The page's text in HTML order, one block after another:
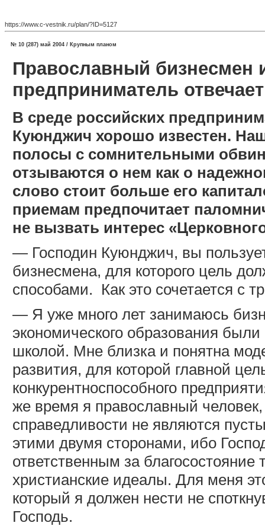
https://www.c-vestnik.ru/plan/?ID=5127
№ 10 (287) май 2004 / Крупным планом
Православный бизнесмен
предприниматель
В среде российских
Куюнджич хорошо известен.
полосы с сомнительными
отзываются о нем как о
слово стоит больше его
приемам предпочитает
не вызвать интерес
— Господин Куюнджич, вы
бизнесмена, для которого цель
способами. Как это сочетается с
— Я уже много лет занимаюсь
экономического образования
школой. Мне близка и понятна
развития, для которой главной
конкурентноспособного
же время я православный
справедливости не являются
этими двумя сторонами, ибо
ответственным за
христианские идеалы. Для меня
который я должен нести не
Господь.